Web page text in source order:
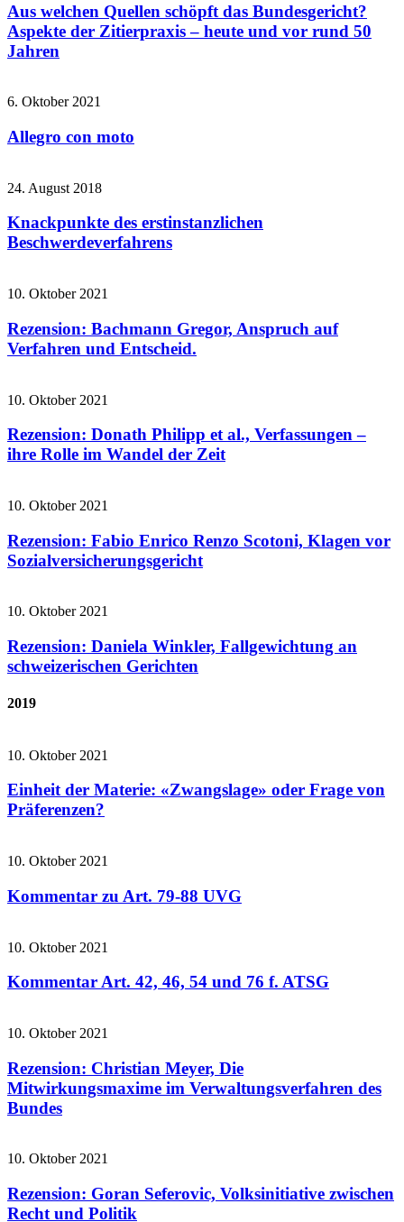
Aus welchen Quellen schöpft das Bundesgericht?
Aspekte der Zitierpraxis – heute und vor rund 50
Jahren
6. Oktober 2021
Allegro con moto
24. August 2018
Knackpunkte des erstinstanzlichen
Beschwerdeverfahrens
10. Oktober 2021
Rezension: Bachmann Gregor, Anspruch auf
Verfahren und Entscheid.
10. Oktober 2021
Rezension: Donath Philipp et al., Verfassungen –
ihre Rolle im Wandel der Zeit
10. Oktober 2021
Rezension: Fabio Enrico Renzo Scotoni, Klagen vor
Sozialversicherungsgericht
10. Oktober 2021
Rezension: Daniela Winkler, Fallgewichtung an
schweizerischen Gerichten
2019
10. Oktober 2021
Einheit der Materie: «Zwangslage» oder Frage von
Präferenzen?
10. Oktober 2021
Kommentar zu Art. 79-88 UVG
10. Oktober 2021
Kommentar Art. 42, 46, 54 und 76 f. ATSG
10. Oktober 2021
Rezension: Christian Meyer, Die
Mitwirkungsmaxime im Verwaltungsverfahren des
Bundes
10. Oktober 2021
Rezension: Goran Seferovic, Volksinitiative zwischen
Recht und Politik